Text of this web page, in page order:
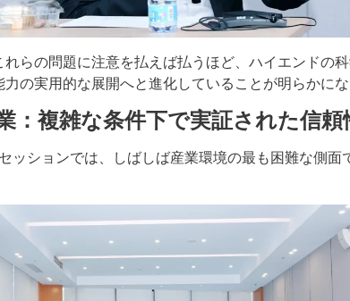
れらの問題に注意を払えば払うほど、ハイエンドの
の実用的な展開へと進化していることが明らかに
：複雑な条件下で実証された信頼
セッションでは、しばしば産業環境の最も困難な側